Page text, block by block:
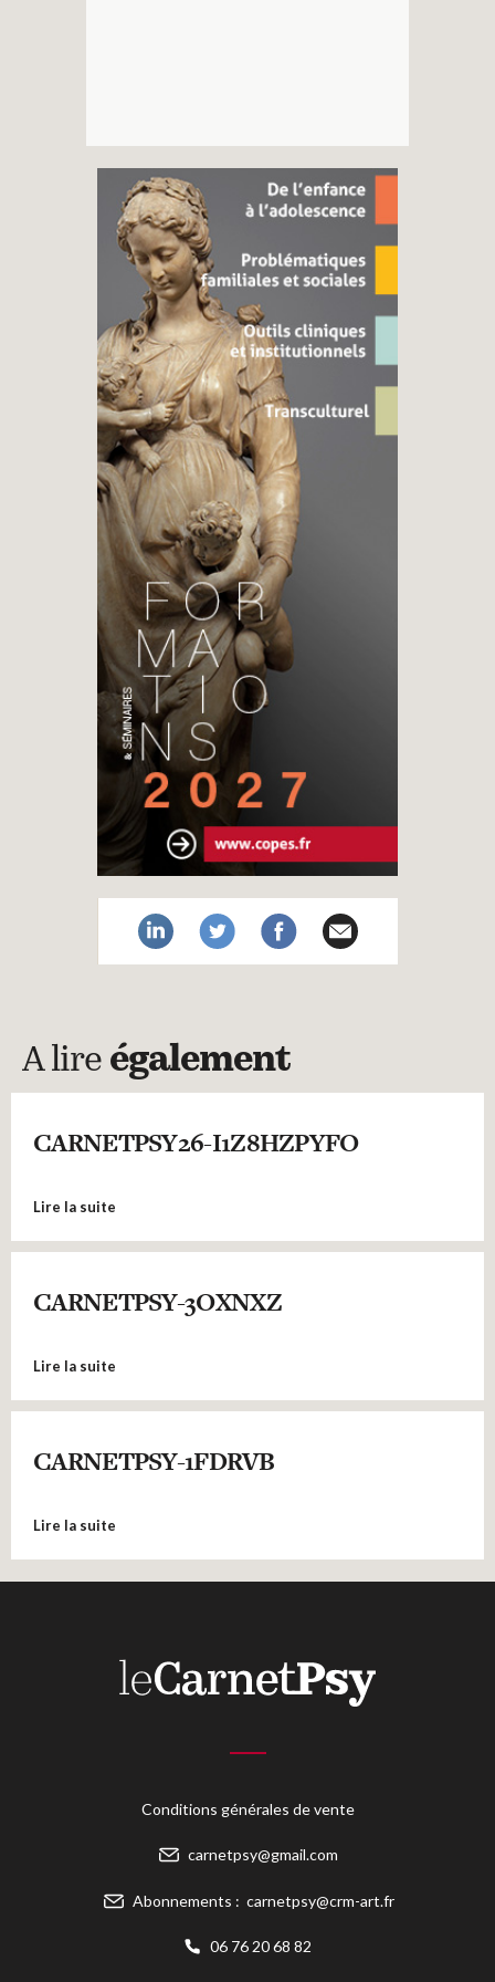
Colloque
Mon panier
Mon compte
A lire également
CARNETPSY26-I1Z8HZPYFO
Lire la suite
CARNETPSY-3OXNXZ
Lire la suite
CARNETPSY-1FDRVB
Lire la suite
Conditions générales de vente
carnetpsy@gmail.com
Abonnements : carnetpsy@crm-art.fr
06 76 20 68 82